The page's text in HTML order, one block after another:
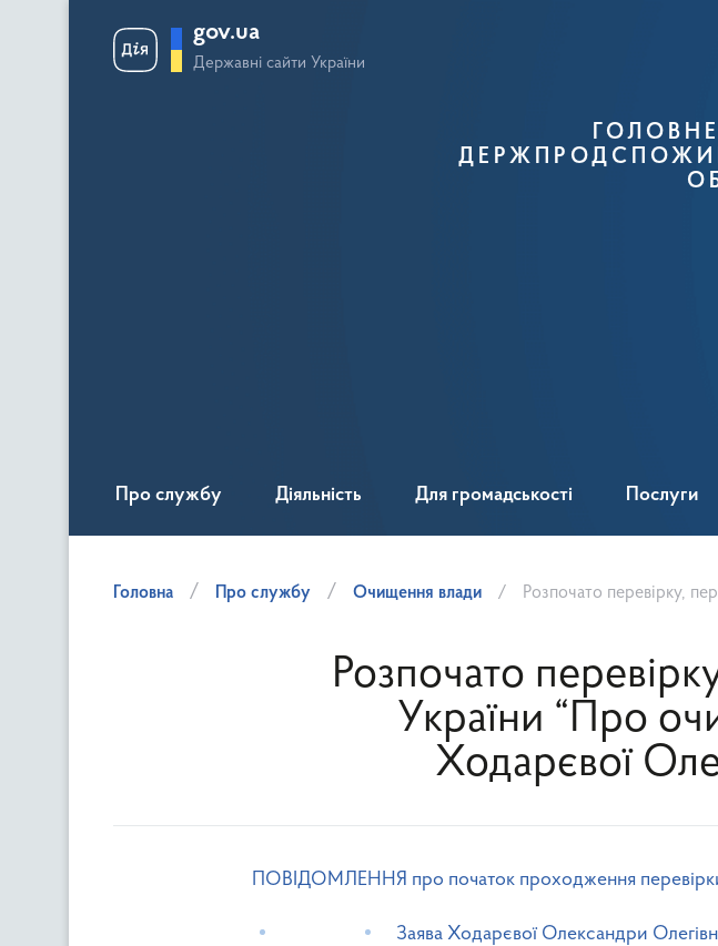
gov.ua
Державні сайти України
Про службу Діяльність Для громадськості Послуги
Головна Про службу Очищення влади Розпочато перевірку,
Розпочато
України “Про
Ходарєвої
ПОВІДОМЛЕННЯ про початок проходження перевірки
Заява Ходарєвої Олександри